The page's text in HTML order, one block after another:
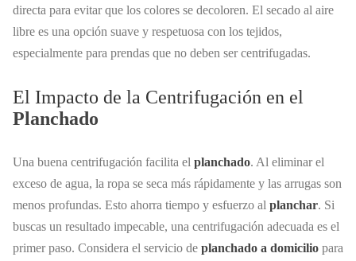
directa para evitar que los colores se decoloren. El secado al aire
libre es una opción suave y respetuosa con los tejidos,
especialmente para prendas que no deben ser centrifugadas.
El Impacto de la Centrifugación en el
Planchado
Una buena centrifugación facilita el planchado. Al eliminar el
exceso de agua, la ropa se seca más rápidamente y las arrugas son
menos profundas. Esto ahorra tiempo y esfuerzo al planchar. Si
buscas un resultado impecable, una centrifugación adecuada es el
primer paso. Considera el servicio de planchado a domicilio para